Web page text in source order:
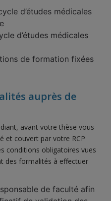
d’études médicales
d’études médicales
de formation fixées
auprès de
avant votre thèse vous
et couvert par votre RCP
conditions obligatoires vues
des formalités à effectuer
de faculté afin